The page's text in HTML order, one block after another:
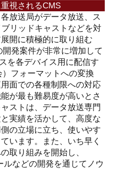
視されるCMS
放送局がデータ放送、ス
リッドキャストなどを対
開に積極的に取り組む
発案件が非常に増加して
を各デバイス用に配信す
フォーマットへの変換
面での各種制限への対応
が最も難易度が高いとさ
ストは、データ放送専門
実績を活かして、高度な
の立場に立ち、使いやす
います。また、いち早く
取り組みを開始し、
などの開発を通じてノウ